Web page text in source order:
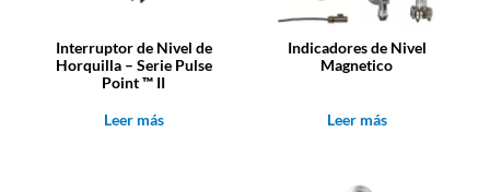
Interruptor de Nivel de
Horquilla – Serie Pulse
Point ™ II
Leer más
Indicadores de Nivel
Magnetico
Leer más